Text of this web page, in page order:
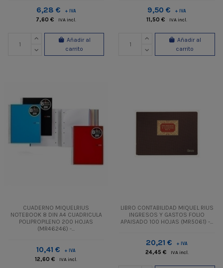
6,28 € + IVA
7,60 € IVA incl.
Añadir al
carrito
9,50 € + IVA
11,50 € IVA incl.
Añadir al
carrito
CUADERNO MIQUELRIUS
NOTEBOOK 8 DIN A4 CUADRICULA
POLIPROPILENO 200 HOJAS
(MR46246) -...
10,41 € + IVA
12,60 € IVA incl.
LIBRO CONTABILIDAD MIQUEL RIUS
INGRESOS Y GASTOS FOLIO
APAISADO 100 HOJAS (MR5061) -...
20,21 € + IVA
24,45 € IVA incl.